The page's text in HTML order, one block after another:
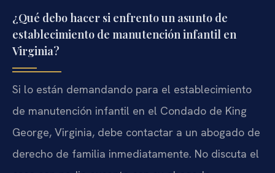
¿Qué debo hacer si enfrento un asunto de
establecimiento de manutención infantil en
Virginia?
Si lo están demandando para el establecimiento
de manutención infantil en el Condado de King
George, Virginia, debe contactar a un abogado de
derecho de familia inmediatamente. No discuta el